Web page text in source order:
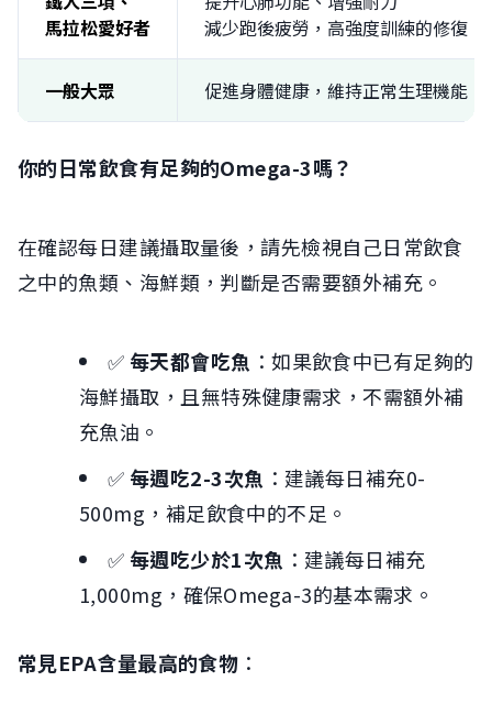
馬拉松愛好者
減少跑後疲勞，高強度訓練的修復。
一般大眾 促進身體健康，維持正常生理機能
你的日常飲食有足夠的Omega-3嗎？
在確認每日建議攝取量後，請先檢視自己日常飲食
之中的魚類、海鮮類，判斷是否需要額外補充。
✅ 每天都會吃魚 ：如果飲食中已有足夠的
海鮮攝取，且無特殊健康需求，不需額外補
充魚油。
✅ 每週吃2-3次魚 ：建議每日補充0-
500mg，補足飲食中的不足。
✅ 每週吃少於1次魚 ：建議每日補充
1,000mg，確保Omega-3的基本需求。
常見EPA含量最高的食物 ：